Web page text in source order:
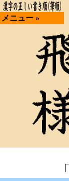
メニュー »